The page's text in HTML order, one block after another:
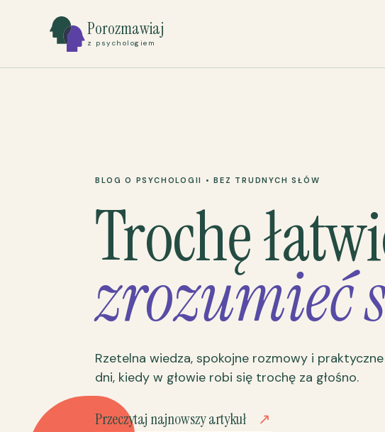
Porozmawiaj
z psychologiem
BLOG O PSYCHOLOGII • BEZ TRUDNYCH SŁÓW
Trochę
zrozumieć
Rzetelna wiedza, spokojne rozmowy i
dni, kiedy w głowie robi się trochę za głośno.
Przeczytaj najnowszy artykuł ↗